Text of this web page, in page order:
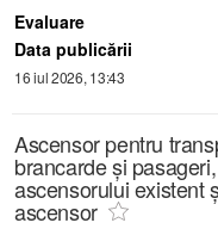
Evaluare
Data publicării
16 iul 2026, 13:43
Ascensor pentru
brancarde și
ascensorului existent
ascensor